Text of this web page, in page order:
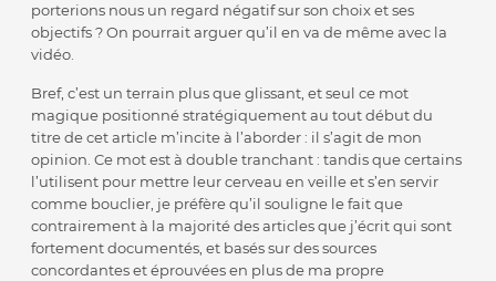
porterions nous un regard négatif sur son choix et ses
objectifs ? On pourrait arguer qu’il en va de même avec la
vidéo.
Bref, c’est un terrain plus que glissant, et seul ce mot
magique positionné stratégiquement au tout début du
titre de cet article m’incite à l’aborder : il s’agit de mon
opinion. Ce mot est à double tranchant : tandis que certains
l’utilisent pour mettre leur cerveau en veille et s’en servir
comme bouclier, je préfère qu’il souligne le fait que
contrairement à la majorité des articles que j’écrit qui sont
fortement documentés, et basés sur des sources
concordantes et éprouvées en plus de ma propre